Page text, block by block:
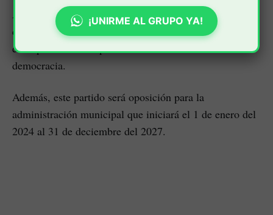
Así las cosas, el Pacto Histórico logra quedarse con
cinco curules en el Concejo municipal, convirtiéndose
en la primer fuerza política dentro de este recinto de la
democracia.
Además, este partido será oposición para la
administración municipal que iniciará el 1 de enero del
2024 al 31 de deciembre del 2027.
¡UNIRME AL GRUPO YA!